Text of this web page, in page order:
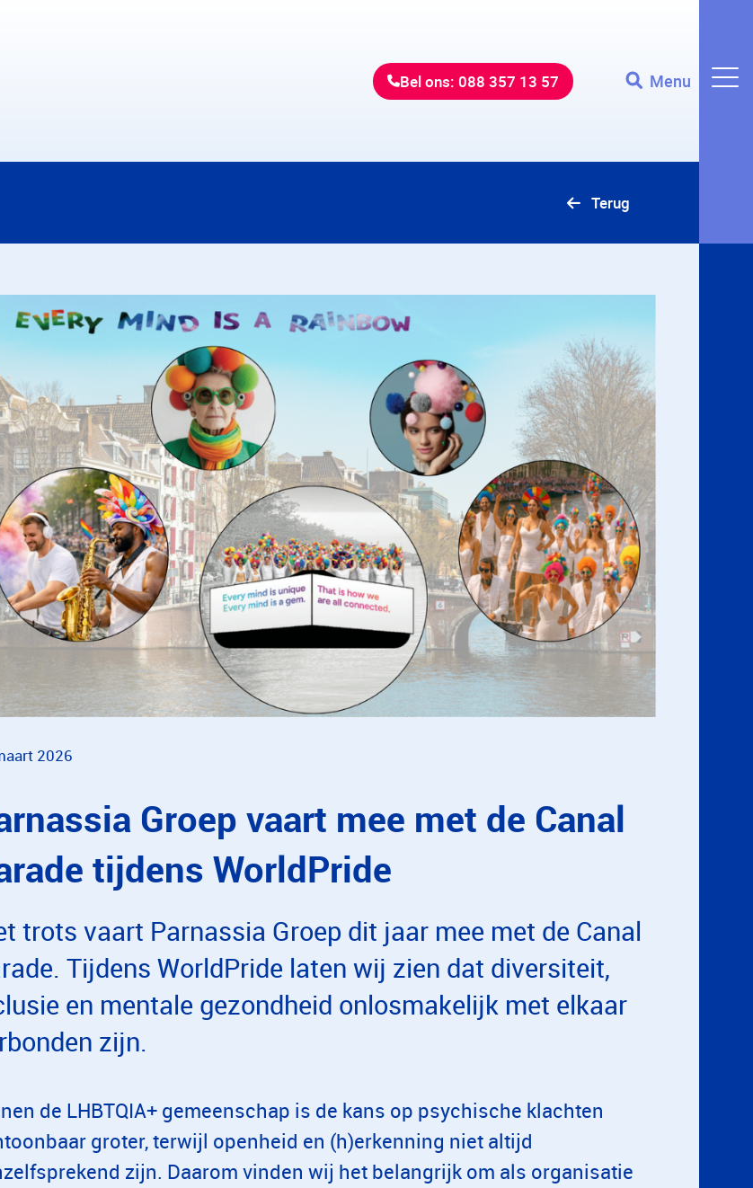
Bel ons: 088 357 13 57 Menu
Terug
2026
Groep vaart mee met de Canal
tijdens WorldPride
trots vaart Parnassia Groep dit jaar mee met de Canal
Tijdens WorldPride laten wij zien dat diversiteit,
en mentale gezondheid onlosmakelijk met elkaar
zijn.
de LHBTQIA+ gemeenschap is de kans op psychische klachten
groter, terwijl openheid en (h)erkenning niet altijd
zijn. Daarom vinden wij het belangrijk om als organisatie